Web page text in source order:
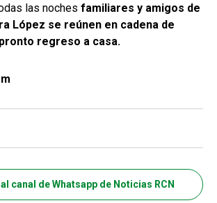
las noches familiares y amigos de
López se reúnen en cadena de
regreso a casa.
canal de Whatsapp de Noticias RCN